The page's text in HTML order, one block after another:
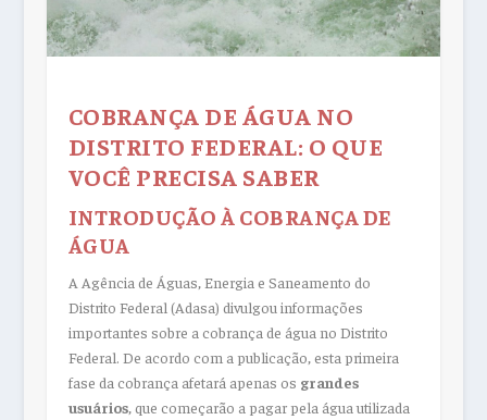
COBRANÇA DE ÁGUA NO
DISTRITO FEDERAL: O QUE
VOCÊ PRECISA SABER
INTRODUÇÃO À COBRANÇA DE
ÁGUA
A Agência de Águas, Energia e Saneamento do
Distrito Federal (Adasa) divulgou informações
importantes sobre a cobrança de água no Distrito
Federal. De acordo com a publicação, esta primeira
fase da cobrança afetará apenas os grandes
usuários, que começarão a pagar pela água utilizada